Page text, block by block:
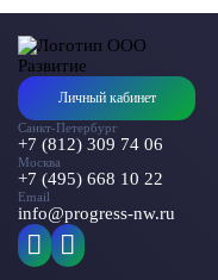
Личный кабинет
Санкт-Петербург
+7 (812) 309 74 06
Москва
+7 (495) 668 10 22
Email
info@progress-nw.ru